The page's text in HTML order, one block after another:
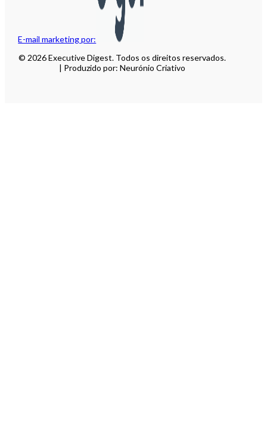
E-mail marketing por:
© 2026 Executive Digest. Todos os direitos reservados.
| Produzido por: Neurónio Criativo